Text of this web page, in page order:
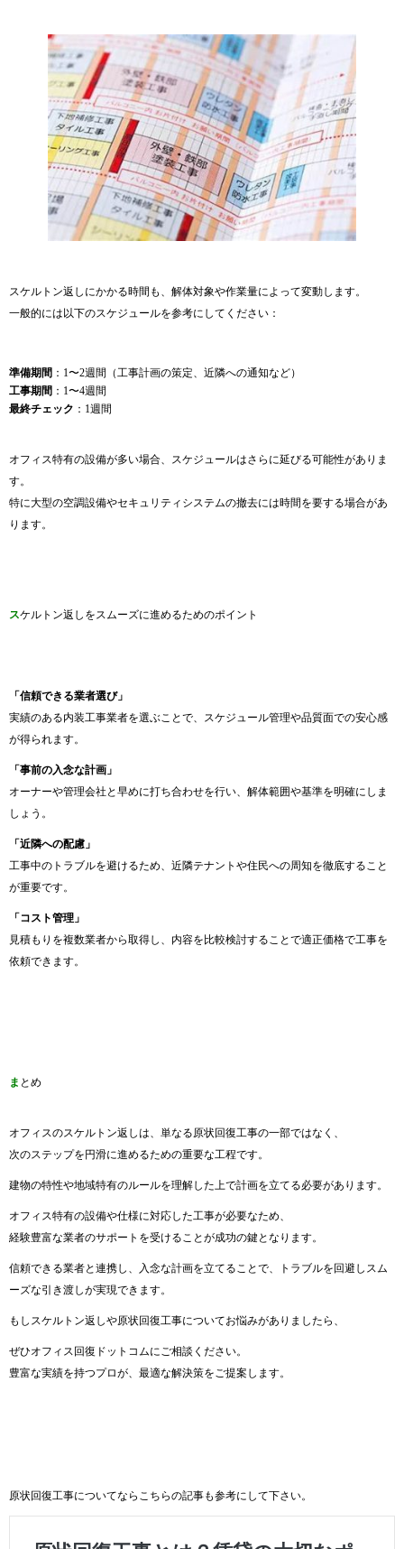
スケルトン返しにかかる時間も、解体対象や作業量によって変動します。
一般的には以下のスケジュールを参考にしてください：
準備期間 ：1〜2週間（工事計画の策定、近隣への通知など）
工事期間 ：1〜4週間
最終チェック ：1週間
オフィス特有の設備が多い場合、スケジュールはさらに延びる可能性がありま
す。
特に大型の空調設備やセキュリティシステムの撤去には時間を要する場合があ
ります。
スケルトン返しをスムーズに進めるためのポイント
「信頼できる業者選び」
実績のある内装工事業者を選ぶことで、スケジュール管理や品質面での安心感
が得られます。
「事前の入念な計画」
オーナーや管理会社と早めに打ち合わせを行い、解体範囲や基準を明確にしま
しょう。
「近隣への配慮」
工事中のトラブルを避けるため、近隣テナントや住民への周知を徹底すること
が重要です。
「コスト管理」
見積もりを複数業者から取得し、内容を比較検討することで適正価格で工事を
依頼できます。
ま とめ
オフィスのスケルトン返しは、単なる原状回復工事の一部ではなく、
次のステップを円滑に進めるための重要な工程です。
建物の特性や地域特有のルールを理解した上で計画を立てる必要があります。
オフィス特有の設備や仕様に対応した工事が必要なため、
経験豊富な業者のサポートを受けることが成功の鍵となります。
信頼できる業者と連携し、入念な計画を立てることで、トラブルを回避しスム
ーズな引き渡しが実現できます。
もしスケルトン返しや原状回復工事についてお悩みがありましたら、
ぜひオフィス回復ドットコムにご相談ください。
豊富な実績を持つプロが、最適な解決策をご提案します。
原状回復工事についてならこちらの記事も参考にして下さい。